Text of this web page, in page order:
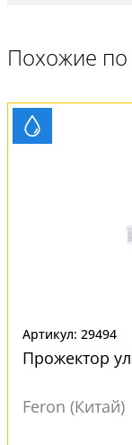
Похожие
Артикул: 29494
Прожектор
Feron (Китай)